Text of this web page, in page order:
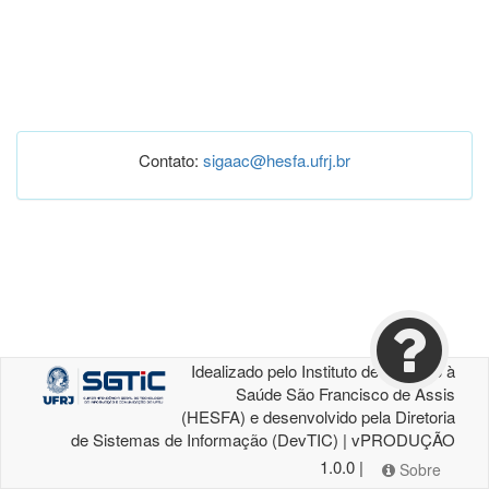
Contato: sigaac@hesfa.ufrj.br
Idealizado pelo Instituto de Atenção à
Saúde São Francisco de Assis
(HESFA) e desenvolvido pela Diretoria
de Sistemas de Informação (DevTIC) | vPRODUÇÃO
1.0.0 |
Sobre